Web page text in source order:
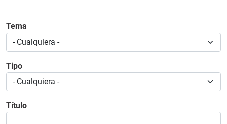
Tema
Tipo
Título